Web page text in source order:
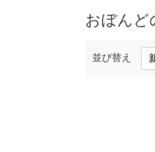
おぼんど
並び替え